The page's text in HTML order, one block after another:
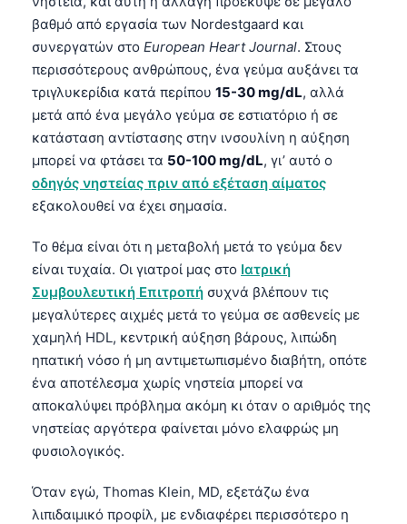
βαθμό από εργασία των Nordestgaard και
συνεργατών στο European Heart Journal. Στους
περισσότερους ανθρώπους, ένα γεύμα αυξάνει τα
τριγλυκερίδια κατά περίπου 15-30 mg/dL, αλλά
μετά από ένα μεγάλο γεύμα σε εστιατόριο ή σε
κατάσταση αντίστασης στην ινσουλίνη η αύξηση
μπορεί να φτάσει τα 50-100 mg/dL, γι’ αυτό ο
οδηγός νηστείας πριν από εξέταση αίματος
εξακολουθεί να έχει σημασία.
Το θέμα είναι ότι η μεταβολή μετά το γεύμα δεν
είναι τυχαία. Οι γιατροί μας στο Ιατρική
Συμβουλευτική Επιτροπή συχνά βλέπουν τις
μεγαλύτερες αιχμές μετά το γεύμα σε ασθενείς με
χαμηλή HDL, κεντρική αύξηση βάρους, λιπώδη
ηπατική νόσο ή μη αντιμετωπισμένο διαβήτη, οπότε
ένα αποτέλεσμα χωρίς νηστεία μπορεί να
αποκαλύψει πρόβλημα ακόμη κι όταν ο αριθμός της
νηστείας αργότερα φαίνεται μόνο ελαφρώς μη
φυσιολογικός.
Όταν εγώ, Thomas Klein, MD, εξετάζω ένα
λιπιδαιμικό προφίλ, με ενδιαφέρει περισσότερο η